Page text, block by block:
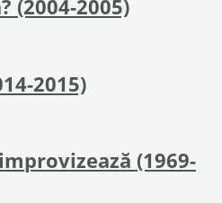
(2004-2005)
2015)
(1969-